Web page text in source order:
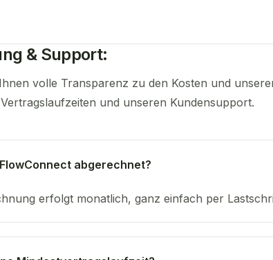
& Support:
volle Transparenz zu den Kosten und
und unseren Kundensupport.
abgerechnet?
erfolgt monatlich, ganz einfach per